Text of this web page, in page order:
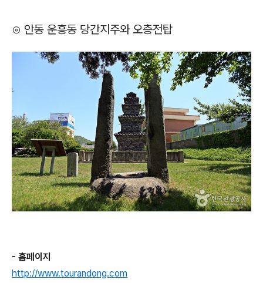
⊙ 안동 운흥동 당간지주와 오층전탑
- 홈페이지
http://www.tourandong.com